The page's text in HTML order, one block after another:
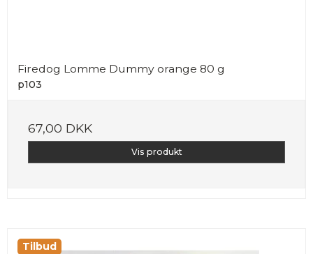
Firedog Lomme Dummy orange 80 g
p103
67,00 DKK
Vis produkt
Tilbud